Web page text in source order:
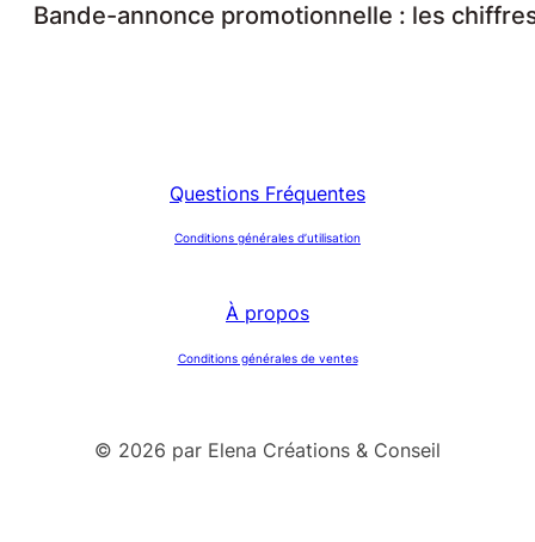
Bande-annonce promotionnelle : les
Questions Fréquentes
Conditions générales d’utilisation
À propos
Conditions générales de ventes
© 2026 par Elena Créations & Conseil